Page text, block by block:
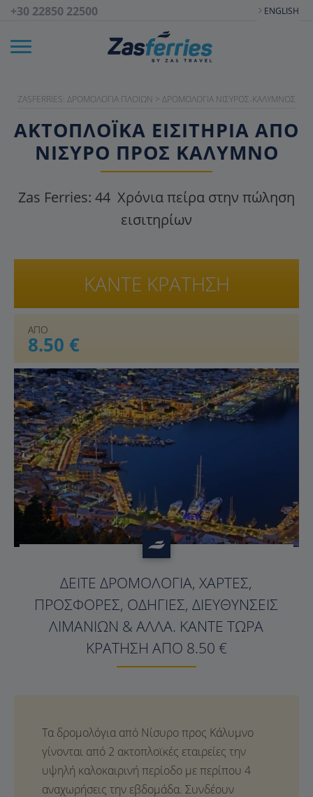
+30 22850 22500 ENGLISH
ZASFERRIES: ΔΡΟΜΟΛΌΓΙΑ ΠΛΟΊΩΝ > ΔΡΟΜΟΛΌΓΙΑ ΝΊΣΥΡΟΣ-ΚΆΛΥΜΝΟΣ
ΑΚΤΟΠΛΟΪΚΑ ΕΙΣΙΤΉΡΙΑ ΑΠΌ
ΝΊΣΥΡΟ ΠΡΟΣ ΚΆΛΥΜΝΟ
Zas Ferries: 44 Χρόνια πείρα στην πώληση
εισιτηρίων
ΑΠΟ
8.50 €
ΚΑΝΤΕ ΚΡΑΤΗΣΗ
?>
ΔΕΊΤΕ ΔΡΟΜΟΛΌΓΙΑ, ΧΆΡΤΕΣ,
ΠΡΟΣΦΟΡΈΣ, ΟΔΗΓΊΕΣ, ΔΙΕΥΘΎΝΣΕΙΣ
ΛΙΜΑΝΙΏΝ & ΆΛΛΑ. ΚΆΝΤΕ ΤΏΡΑ
ΚΡΆΤΗΣΗ ΑΠΌ 8.50 €